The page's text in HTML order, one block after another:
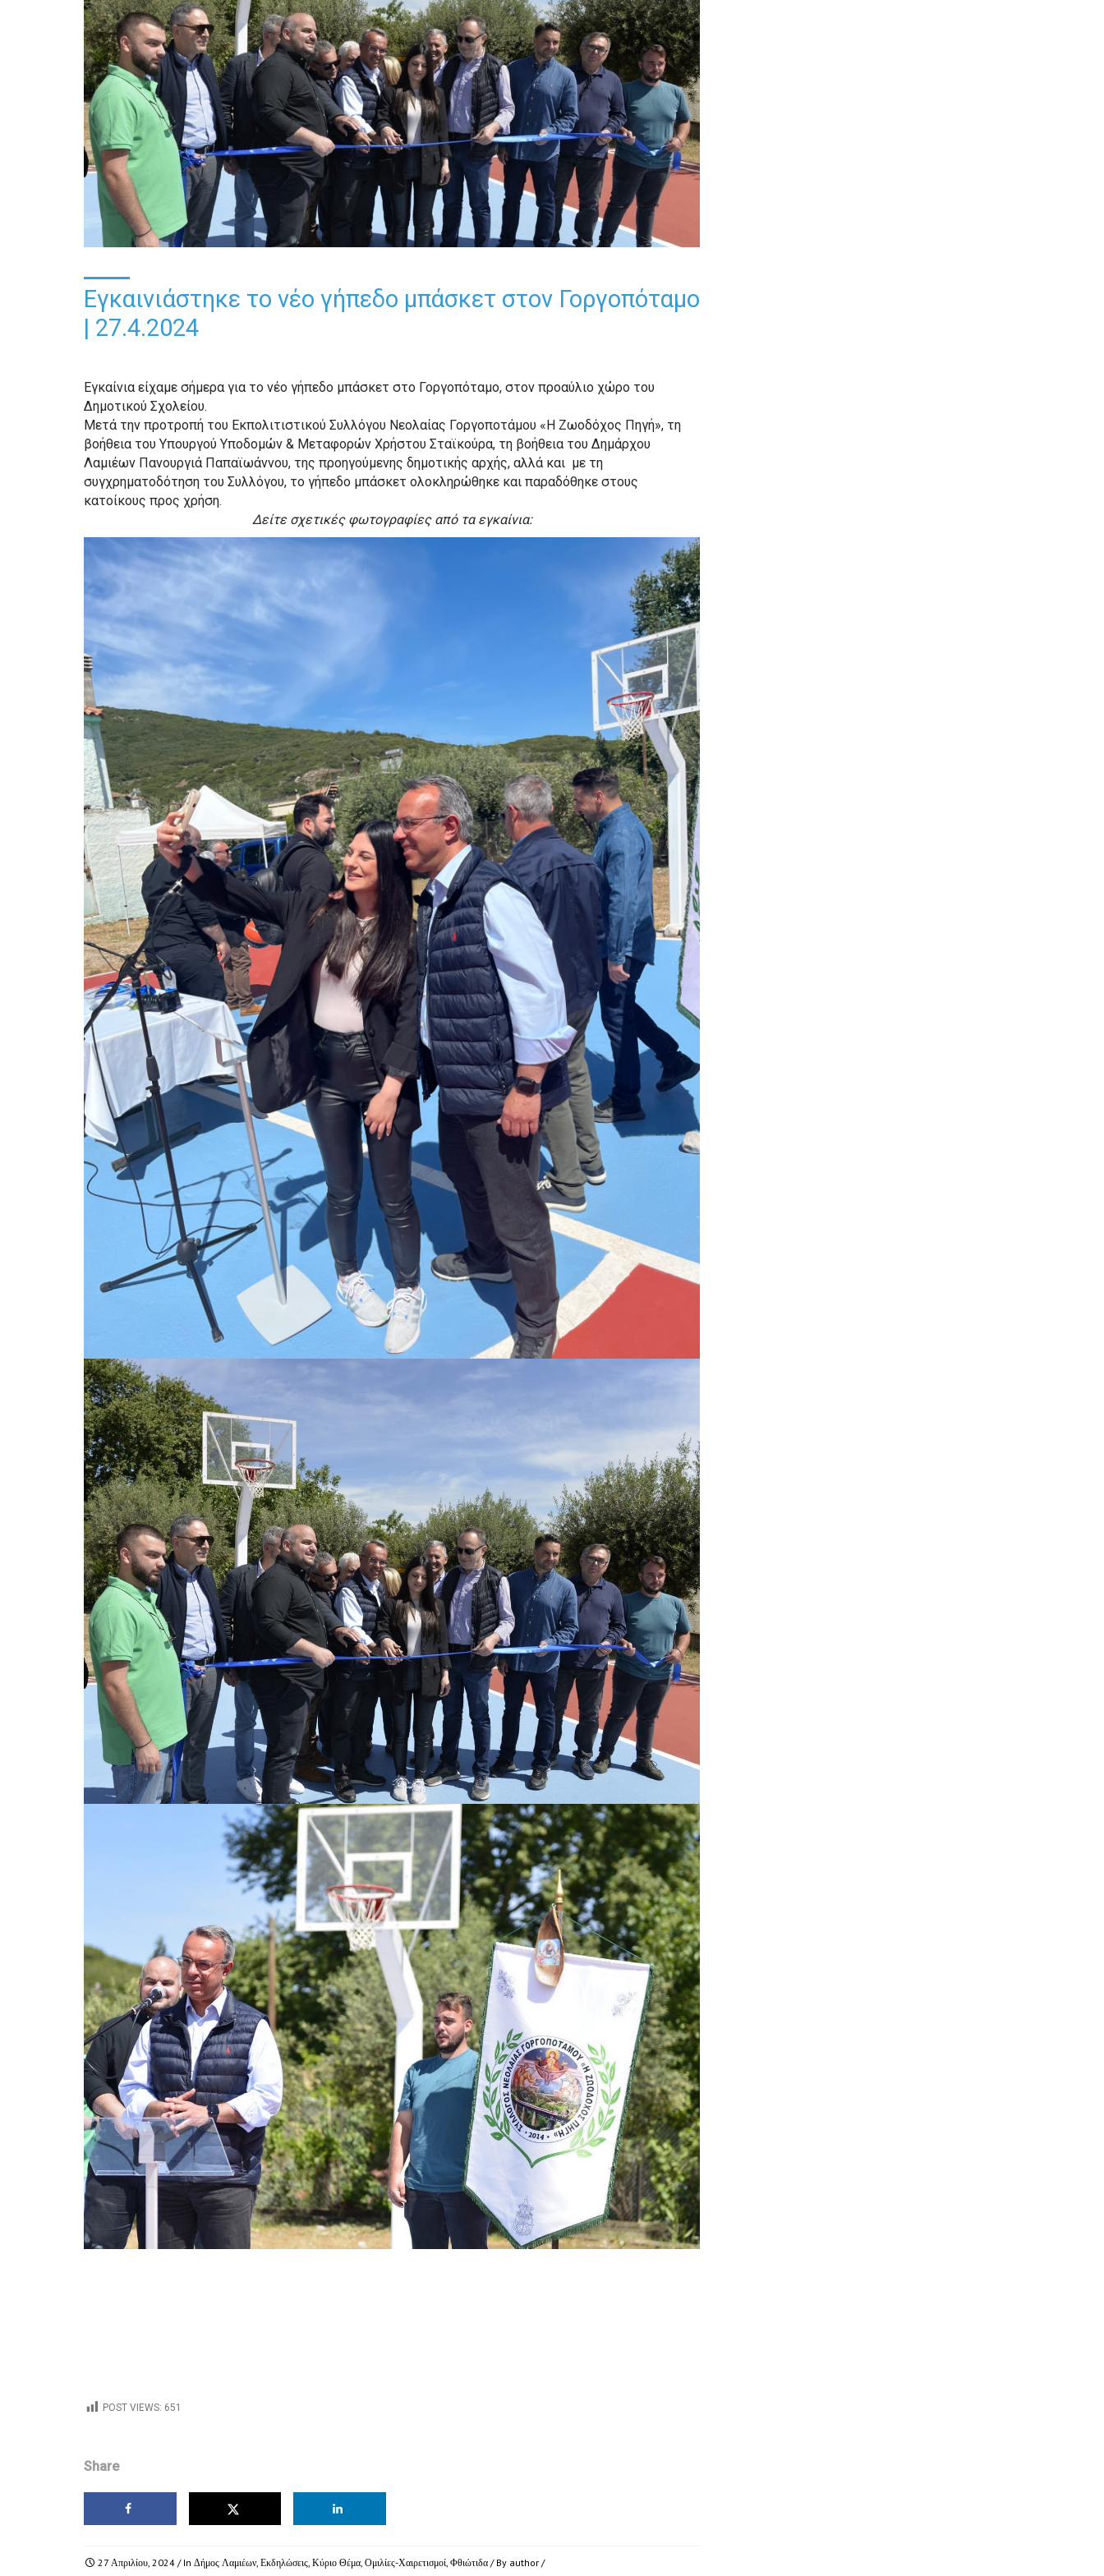
Εγκαινιάστηκε το νέο γήπεδο μπάσκετ στον Γοργοπόταμο
| 27.4.2024
Εγκαίνια είχαμε σήμερα για το νέο γήπεδο μπάσκετ στο Γοργοπόταμο, στον προαύλιο χώρο του
Δημοτικού Σχολείου.
Μετά την προτροπή του Εκπολιτιστικού Συλλόγου Νεολαίας Γοργοποτάμου «Η Ζωοδόχος Πηγή», τη
βοήθεια του Υπουργού Υποδομών & Μεταφορών Χρήστου Σταϊκούρα, τη βοήθεια του Δημάρχου
Λαμιέων Πανουργιά Παπαϊωάννου, της προηγούμενης δημοτικής αρχής, αλλά και με τη
συγχρηματοδότηση του Συλλόγου, το γήπεδο μπάσκετ ολοκληρώθηκε και παραδόθηκε στους
κατοίκους προς χρήση.
Δείτε σχετικές φωτογραφίες από τα εγκαίνια:
POST VIEWS: 651
Share
27 Απριλίου, 2024 / In Δήμος Λαμιέων Εκδηλώσεις Κύριο Θέμα Ομιλίες-Χαιρετισμοί Φθιώτιδα / By author /